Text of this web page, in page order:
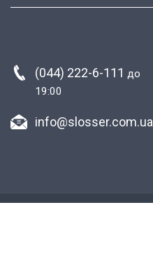
(044) 222-6-111 до
19:00
info@slosser.com.ua